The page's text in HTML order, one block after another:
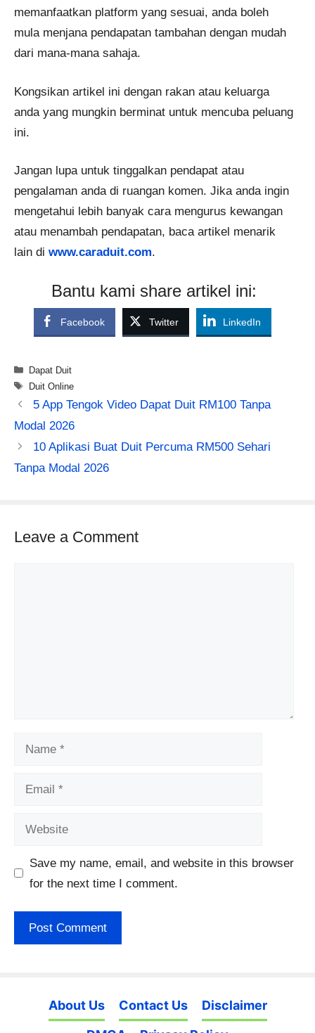
memanfaatkan platform yang sesuai, anda boleh
mula menjana pendapatan tambahan dengan mudah
dari mana-mana sahaja.
Kongsikan artikel ini dengan rakan atau keluarga
anda yang mungkin berminat untuk mencuba peluang
ini.
Jangan lupa untuk tinggalkan pendapat atau
pengalaman anda di ruangan komen. Jika anda ingin
mengetahui lebih banyak cara mengurus kewangan
atau menambah pendapatan, baca artikel menarik
lain di www.caraduit.com.
Bantu kami share artikel ini:
Facebook Twitter LinkedIn
Categories
Dapat Duit
Tags
Duit Online
5 App Tengok Video Dapat Duit RM100 Tanpa
Modal 2026
10 Aplikasi Buat Duit Percuma RM500 Sehari
Tanpa Modal 2026
Leave a Comment
Name
Email
Website
Save my name, email, and website in this browser
for the next time I comment.
About Us Contact Us
Disclaimer